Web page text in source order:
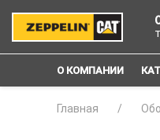
О КОМПАНИИ
Главная